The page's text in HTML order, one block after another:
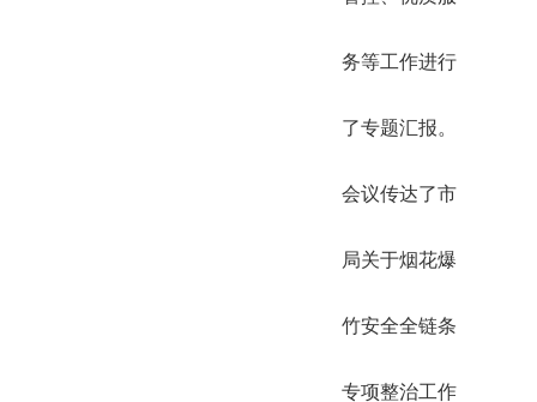
务等工作进行
了专题汇报。
会议传达了市
局关于烟花爆
竹安全全链条
专项整治工作